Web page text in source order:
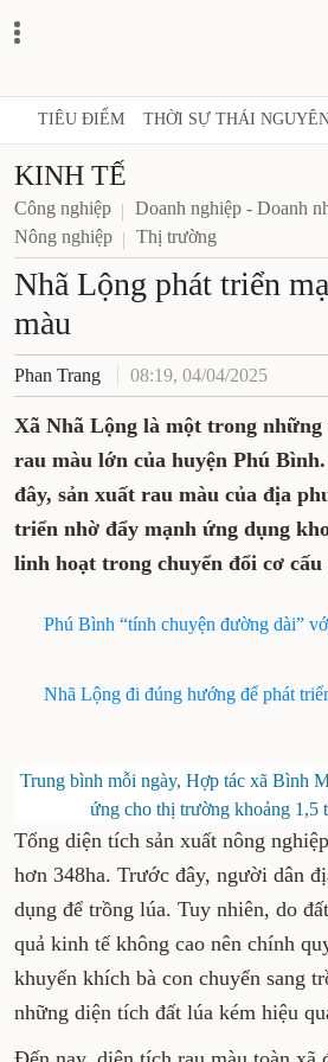
TIÊU ĐIỂM THỜI SỰ THÁI
KINH TẾ
Công nghiệp Doanh nghiệp - Doanh
Nông nghiệp
Thị trường
Nhã Lộng phát triển
màu
Phan Trang 08:19, 04/04/2025
Xã Nhã Lộng là một trong những
rau màu lớn của huyện Phú
đây, sản xuất rau màu của địa
triển nhờ đẩy mạnh ứng dụng
linh hoạt trong chuyển đổi cơ cấu
Phú Bình “tính chuyện đường dài”
Nhã Lộng đi đúng hướng để phát
Trung bình mỗi ngày, Hợp tác xã Bình
ứng cho thị trường khoảng 1,5
Tổng diện tích sản xuất nông
hơn 348ha. Trước đây, người dân
dụng để trồng lúa. Tuy nhiên, do
quả kinh tế không cao nên chính
khuyến khích bà con chuyển sang
những diện tích đất lúa kém hiệu